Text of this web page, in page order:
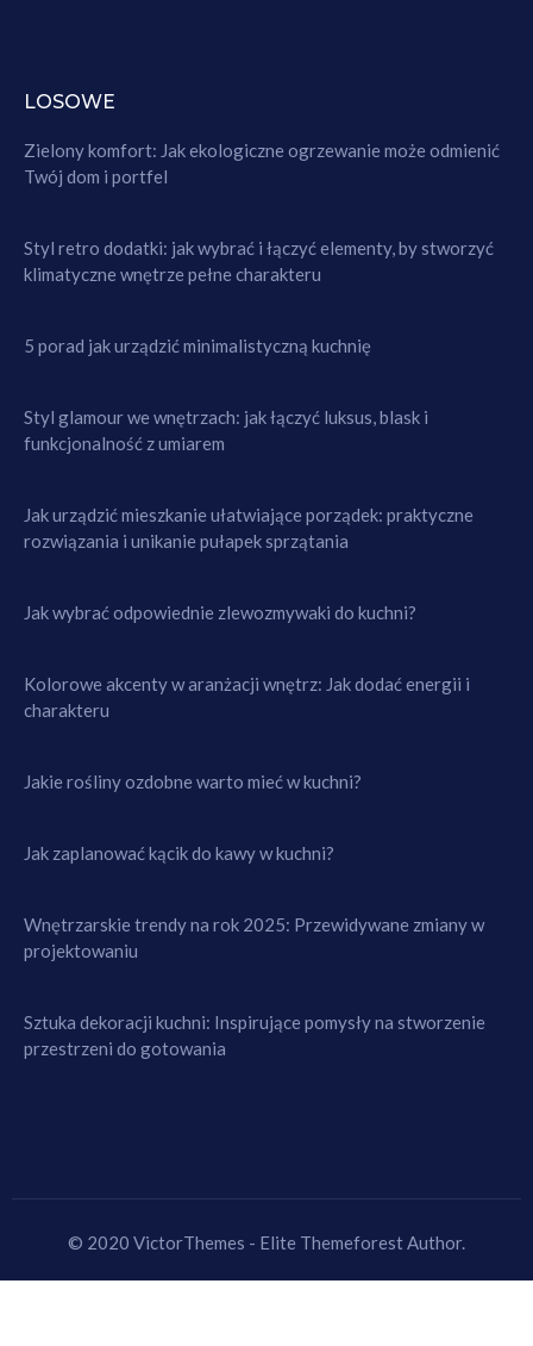
LOSOWE
Zielony komfort: Jak ekologiczne ogrzewanie może odmienić
Twój dom i portfel
Styl retro dodatki: jak wybrać i łączyć elementy, by stworzyć
klimatyczne wnętrze pełne charakteru
5 porad jak urządzić minimalistyczną kuchnię
Styl glamour we wnętrzach: jak łączyć luksus, blask i
funkcjonalność z umiarem
Jak urządzić mieszkanie ułatwiające porządek: praktyczne
rozwiązania i unikanie pułapek sprzątania
Jak wybrać odpowiednie zlewozmywaki do kuchni?
Kolorowe akcenty w aranżacji wnętrz: Jak dodać energii i
charakteru
Jakie rośliny ozdobne warto mieć w kuchni?
Jak zaplanować kącik do kawy w kuchni?
Wnętrzarskie trendy na rok 2025: Przewidywane zmiany w
projektowaniu
Sztuka dekoracji kuchni: Inspirujące pomysły na stworzenie
przestrzeni do gotowania
© 2020 VictorThemes - Elite Themeforest Author.